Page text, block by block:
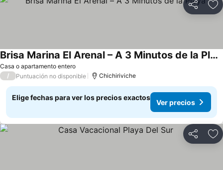
Compartir
Casa o apartamento entero
Brisa Marina El Arenal – A 3 Minutos de la Playa
Ver precios
/ Puntuación no disponible Chichiriviche
Elige fechas para ver los precios exactos
Ver precios
Compartir